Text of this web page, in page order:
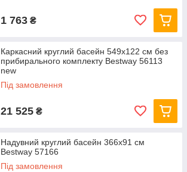
1 763 ₴
Каркасний круглий басейн 549x122 см без
прибирального комплекту Bestway 56113
new
Під замовлення
21 525 ₴
Надувний круглий басейн 366х91 см
Bestway 57166
Під замовлення